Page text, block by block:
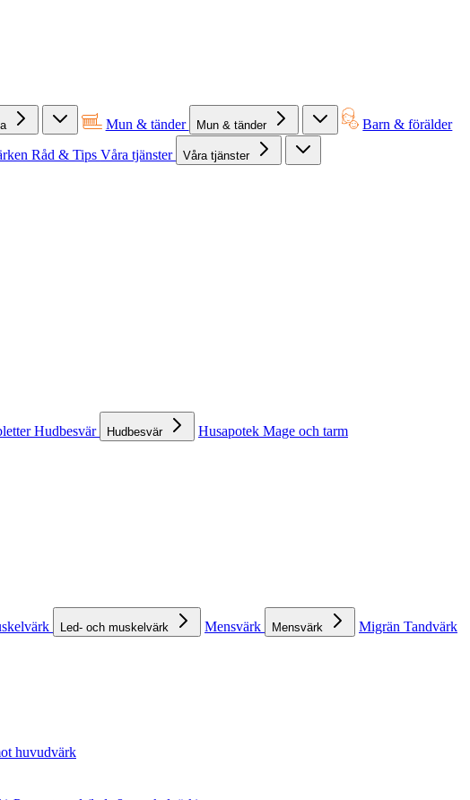
Mun & tänder Mun & tänder Barn & förälder
Råd & Tips Våra tjänster Våra tjänster
Hudbesvär Hudbesvär Husapotek Mage och tarm
Led- och muskelvärk Mensvärk Mensvärk Migrän Tandvärk
huvudvärk